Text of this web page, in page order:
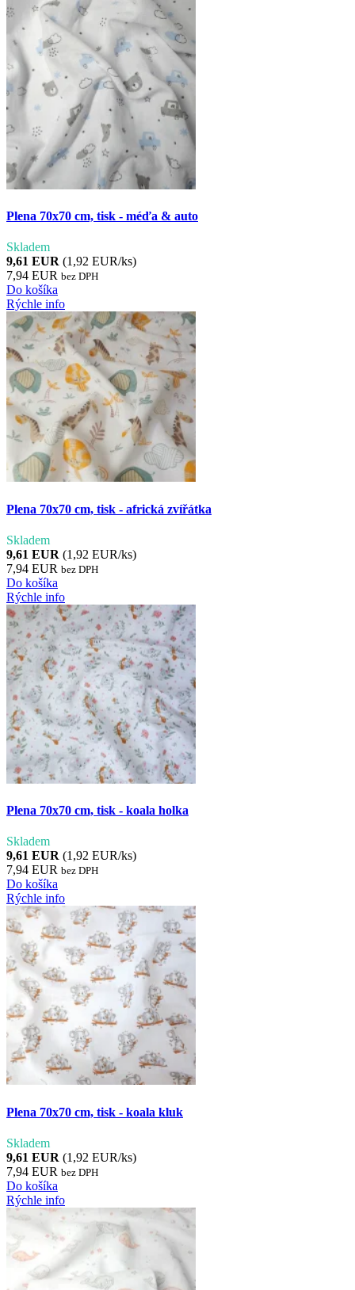
Plena 70x70 cm, tisk - méďa & auto
Skladem
9,61 EUR (1,92 EUR/ks)
7,94 EUR bez DPH
Do košíka
Rýchle info
Plena 70x70 cm, tisk - africká zvířátka
Skladem
9,61 EUR (1,92 EUR/ks)
7,94 EUR bez DPH
Do košíka
Rýchle info
Plena 70x70 cm, tisk - koala holka
Skladem
9,61 EUR (1,92 EUR/ks)
7,94 EUR bez DPH
Do košíka
Rýchle info
Plena 70x70 cm, tisk - koala kluk
Skladem
9,61 EUR (1,92 EUR/ks)
7,94 EUR bez DPH
Do košíka
Rýchle info